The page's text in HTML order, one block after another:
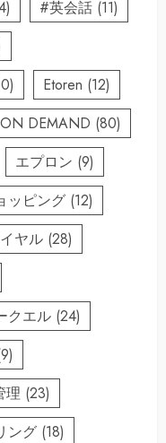
#英会話 (11)
Etoren (12)
DEMAND (80)
エプロン (9)
ッピング (12)
ヤル (28)
クエル (24)
理 (23)
ング (18)